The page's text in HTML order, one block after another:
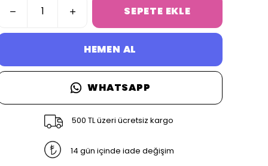
SEPETE EKLE
HEMEN AL
WHATSAPP
500 TL üzeri ücretsiz kargo
14 gün içinde iade değişim